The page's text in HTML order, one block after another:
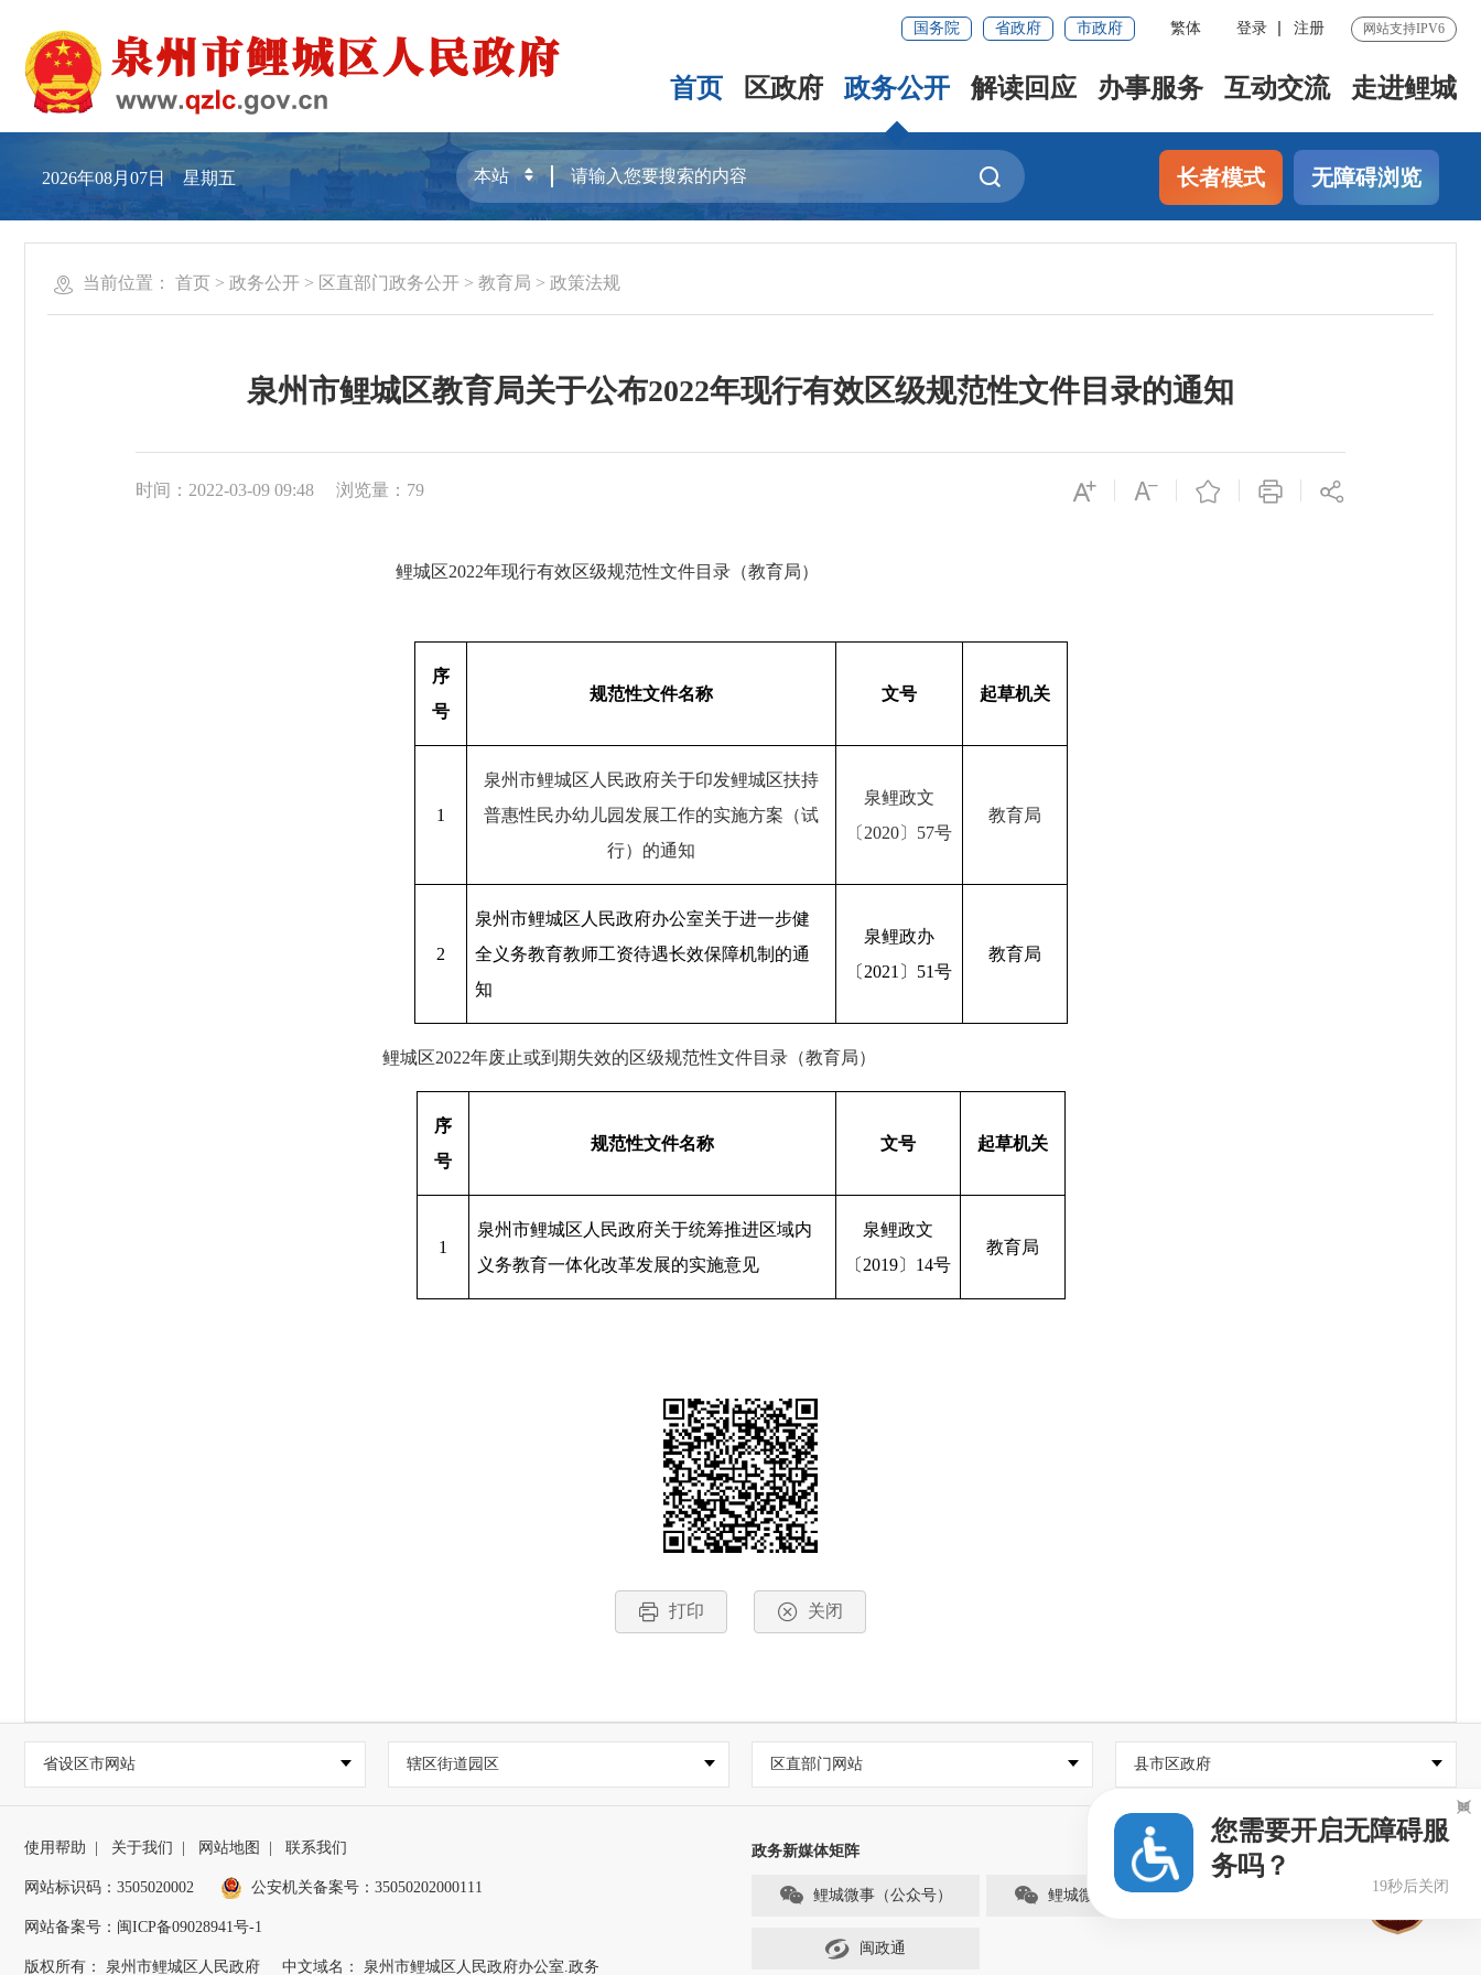
国务院 省政府 市政府 繁体 登录 注册 网站支持IPV6
首页 区政府 政务公开 解读回应 办事服务 互动交流 走进鲤城
2026年08月07日 星期五 长者模式 无障碍浏览
当前位置： 首页 > 政务公开 > 区直部门政务公开 > 教育局 > 政策法规
泉州市鲤城区教育局关于公布2022年现行有效区级规范性文件目录的通知
时间：2022-03-09 09:48 浏览量： 79
鲤城区2022年现行有效区级规范性文件目录（教育局）
序
号
规范性文件名称 文号 起草机关
1
泉州市鲤城区人民政府关于印发鲤城区扶持
普惠性民办幼儿园发展工作的实施方案（试
行）的通知
泉鲤政文
〔 2020〕 57号
教育局
2
泉州市鲤城区人民政府办公室关于进一步健
全义务教育教师工资待遇长效保障机制的通
知
泉鲤政办
〔 2021 〕 51号
教育局
鲤城区2022年废止或到期失效的区级规范性文件目录 （教育局）
序
号
规范性文件名称 文号 起草机关
1
泉州市鲤城区人民政府关于统筹推进区域内
义务教育一体化改革发展的实施意见
泉鲤政文
〔 2019〕 14号
教育局
打印 关闭
省设区市网站 辖区街道园区 区直部门网站 县市区政府
使用帮助 | 关于我们 | 网站地图 | 联系我们
网站标识码：3505020002 公安机关备案号：35050202000111
网站备案号：闽ICP备09028941号-1
版权所有： 泉州市鲤城区人民政府 中文域名： 泉州市鲤城区人民政府办公室.政务
政务新媒体矩阵
鲤城微事（公众号） 鲤城微事（视频号）
闽政通
您需要开启无障碍服
务吗？
19秒后关闭
